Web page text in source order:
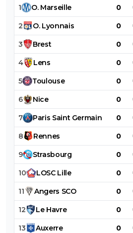
1 O. Marseille 0
2 O. Lyonnais 0
3 Brest 0
4 Lens 0
5 Toulouse 0
6 Nice 0
7 Paris Saint Germain 0
8 Rennes 0
9 Strasbourg 0
10 LOSC Lille 0
11 Angers SCO 0
12 Le Havre 0
13 Auxerre 0